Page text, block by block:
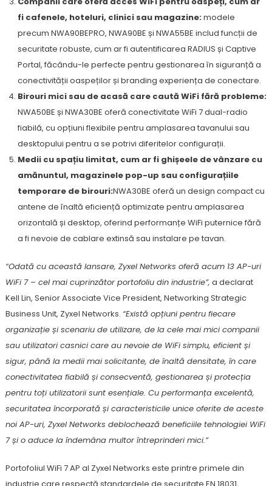
fi cafenele, hoteluri, clinici sau magazine:modele
precum NWA90BEPRO, NWA90BE și NWA55BE includ funcții de
securitate robuste, cum ar fi autentificarea RADIUS și Captive
Portal, făcându-le perfecte pentru gestionarea în siguranță a
conectivității oaspeților și branding experiența de conectare.
Birouri mici sau de acasă care caută WiFi fără probleme:
NWA50BE și NWA30BE oferă conectivitate WiFi 7 dual-radio
fiabilă, cu opțiuni flexibile pentru amplasarea tavanului sau
desktopului pentru a se potrivi diferitelor configurații.
Medii cu spațiu limitat, cum ar fi ghișeele de vânzare cu
amănuntul, magazinele pop-up sau configurațiile
temporare de birouri:NWA30BE oferă un design compact cu
antene de înaltă eficiență optimizate pentru amplasarea
orizontală și desktop, oferind performanțe WiFi puternice fără
a fi nevoie de cablare extinsă sau instalare pe tavan.
“Odată cu această lansare, Zyxel Networks oferă acum 13 AP-uri
WiFi 7 – cel mai cuprinzător portofoliu din industrie”, a declarat
Kell Lin, Senior Associate Vice President, Networking Strategic
Business Unit, Zyxel Networks. “Există opțiuni pentru fiecare
organizație și scenariu de utilizare, de la cele mai mici companii
sau utilizatori casnici care au nevoie de WiFi simplu, eficient și
sigur, până la medii mai solicitante, de înaltă densitate, în care
conectivitatea fiabilă și consecventă, gestionarea și protecția
pentru toți utilizatorii sunt esențiale. Cu performanța excelentă,
securitatea încorporată și caracteristicile unice oferite de aceste
noi AP-uri, Zyxel Networks deblochează beneficiile tehnologiei WiFi
7 și o aduce la îndemâna multor întreprinderi mici.”
Portofoliul WiFi 7 AP al Zyxel Networks este printre primele din